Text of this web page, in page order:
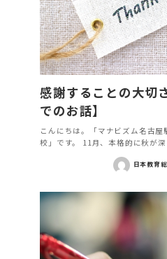
感謝することの大切
でのお話】
こんにちは。「マナビズム名古
校」です。 11月、本格的に秋が
日本教育